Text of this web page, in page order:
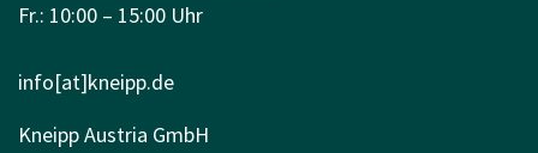
Fr.: 10:00 – 15:00 Uhr
info[at]kneipp.de
Kneipp Austria GmbH